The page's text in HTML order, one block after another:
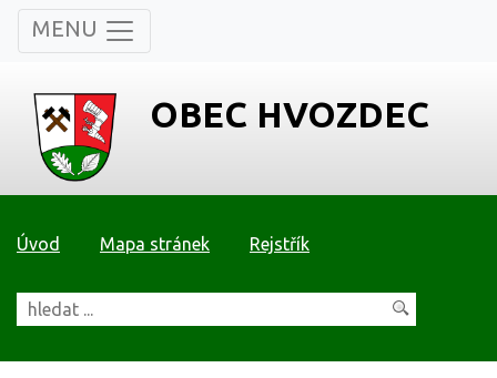
MENU
OBEC HVOZDEC
Úvod Mapa stránek Rejstřík